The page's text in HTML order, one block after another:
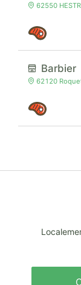
62550
Barbier
62120